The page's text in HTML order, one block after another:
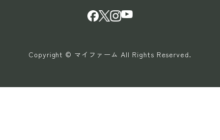
Copyright © マイファーム All Rights Reserved.